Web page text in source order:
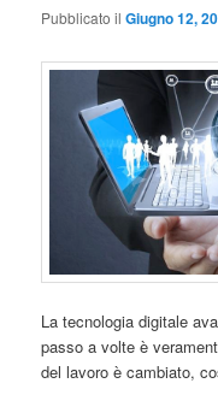
Pubblicato ilGiugno 12,
La tecnologia digitale
passo a volte è
del lavoro è cambiato,